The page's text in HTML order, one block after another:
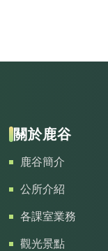
關於鹿谷
鹿谷簡介
公所介紹
各課室業務
觀光景點